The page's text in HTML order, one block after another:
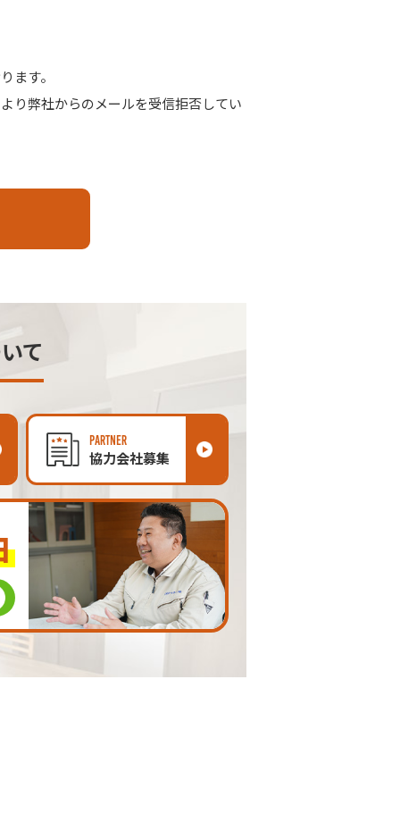
ます。
り弊社からのメールを受信拒否してい
て
PARTNER
協力会社募集